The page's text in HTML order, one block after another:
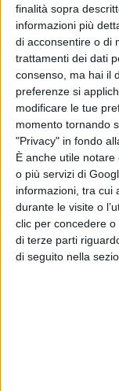
finalità sopra
informazioni più
di acconsentire o di
trattamenti dei dati
consenso, ma hai il
preferenze si
modificare le tue
momento tornando
"Privacy" in fondo
È anche utile
o più servizi di
informazioni, tra cui
durante le visite o
clic per concedere
di terze parti
di seguito nella
ancora.
La questione
giochiamo per
un occhio
resta tra le prime
quinto posto per
bisogna arrivarci
giusto. È un po'
bene, a Natale vi
quest'aspetto